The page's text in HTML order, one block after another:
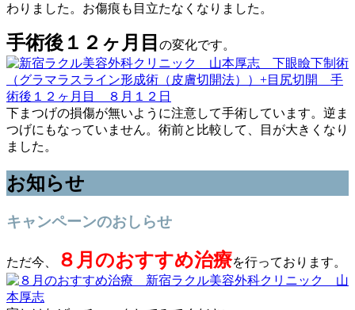
わりました。お傷痕も目立たなくなりました。
手術後１２ヶ月目 の変化です。
下まつげの損傷が無いように注意して手術しています。逆ま
つげにもなっていません。術前と比較して、目が大きくなり
ました。
お知らせ
キャンペーンのおしらせ
ただ今、 ８月のおすすめ治療を行っております。